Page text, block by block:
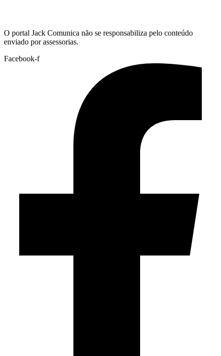
O portal Jack Comunica não se responsabiliza pelo conteúdo
enviado por assessorias.
Facebook-f